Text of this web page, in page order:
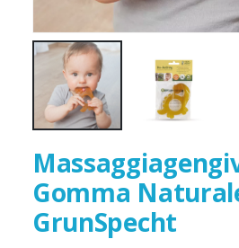
Gomma
GrunSpecht